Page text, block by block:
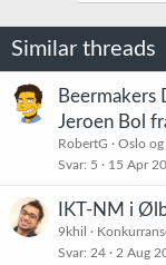
Similar threads
Beermakers
Jeroen Bol
RobertG
Oslo og
Svar 5 15 Apr
IKT-NM i
9khil
Svar 24 2 Aug